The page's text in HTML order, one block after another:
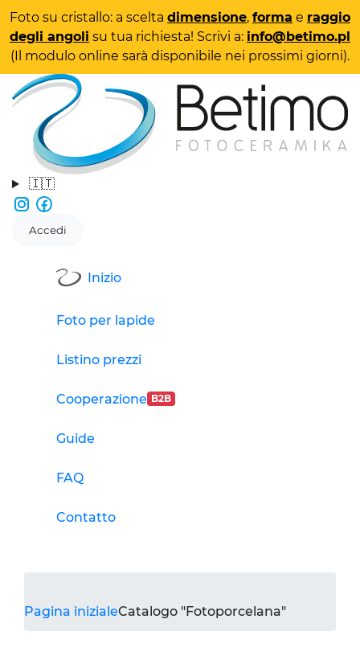
Foto su cristallo: a scelta dimensione, forma e raggio
degli angoli su tua richiesta! Scrivi a: info@betimo.pl
(Il modulo online sarà disponibile nei prossimi giorni).
🇮🇹
Accedi
Inizio
Foto per lapide
Listino prezzi
Cooperazione B2B
Guide
FAQ
Contatto
Pagina inizialeCatalogo "Fotoporcelana"